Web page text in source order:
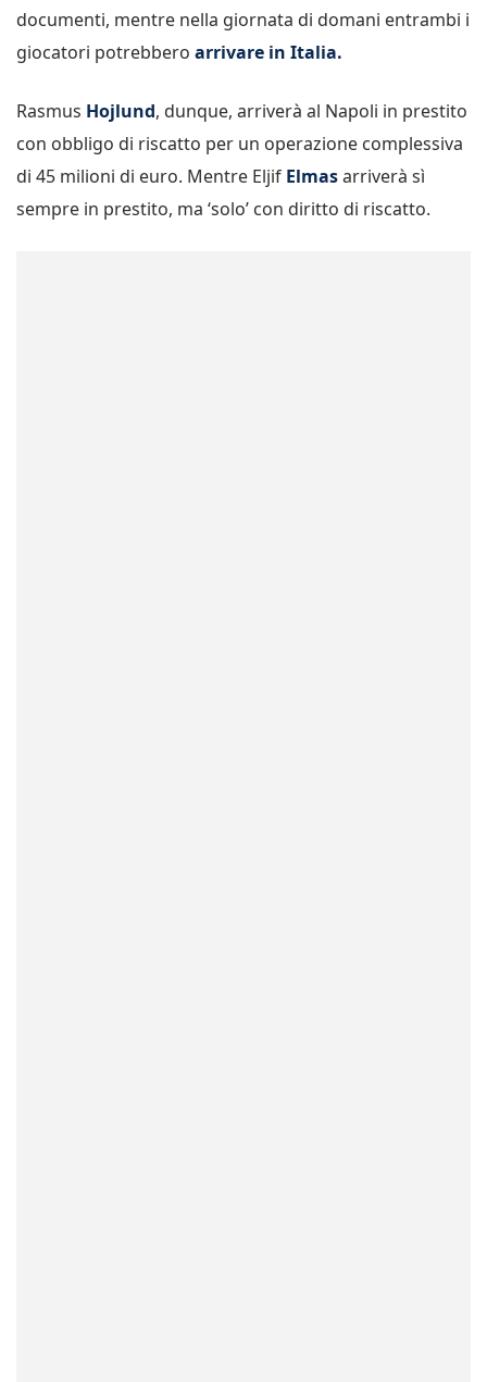
documenti, mentre nella giornata di domani entrambi i
giocatori potrebbero arrivare in Italia.
Rasmus Hojlund, dunque, arriverà al Napoli in prestito
con obbligo di riscatto per un operazione complessiva
di 45 milioni di euro. Mentre Eljif Elmasarriverà sì
sempre in prestito, ma ‘solo’ con diritto di riscatto.